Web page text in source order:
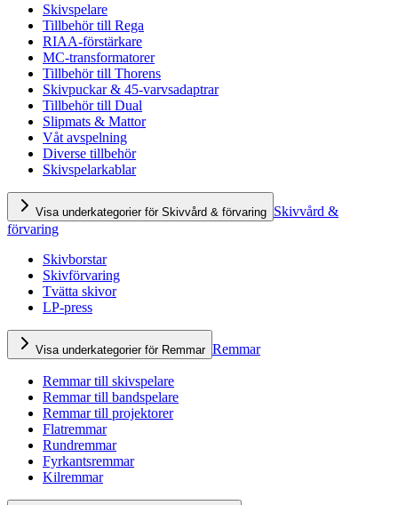
Skivspelare
Tillbehör till Rega
RIAA-förstärkare
MC-transformatorer
Tillbehör till Thorens
Skivpuckar & 45-varvsadaptrar
Tillbehör till Dual
Slipmats & Mattor
Våt avspelning
Diverse tillbehör
Skivspelarkablar
Visa underkategorier för Skivvård & förvaring Skivvård &
förvaring
Skivborstar
Skivförvaring
Tvätta skivor
LP-press
Visa underkategorier för Remmar Remmar
Remmar till skivspelare
Remmar till bandspelare
Remmar till projektorer
Flatremmar
Rundremmar
Fyrkantsremmar
Kilremmar